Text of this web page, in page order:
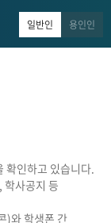
일반인 용인인
확인하고 있습니다.
학사공지 등
)와 학생폰 간